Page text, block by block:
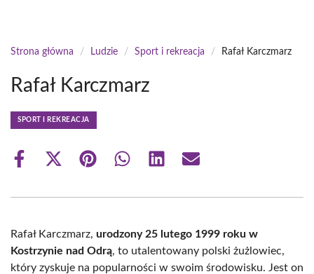
Strona główna / Ludzie / Sport i rekreacja / Rafał Karczmarz
Rafał Karczmarz
SPORT I REKREACJA
Share
Share
(Twitter)
Share Share Share Share
Rafał Karczmarz, urodzony 25 lutego 1999 roku w
Kostrzynie nad Odrą, to utalentowany polski żużlowiec,
który zyskuje na popularności w swoim środowisku. Jest on